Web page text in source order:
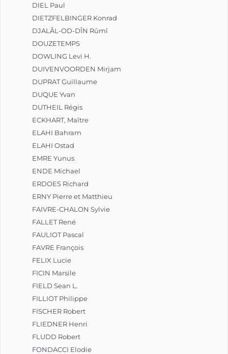
DIEL Paul
DIETZFELBINGER Konrad
DJALÂL-OD-DÎN Rûmî
DOUZETEMPS
DOWLING Levi H.
DUIVENVOORDEN Mirjam
DUPRAT Guillaume
DUQUE Yvan
DUTHEIL Régis
ECKHART, Maître
ELAHI Bahram
ELAHI Ostad
EMRE Yunus
ENDE Michael
ERDOES Richard
ERNY Pierre et Matthieu
FAIVRE-CHALON Sylvie
FALLET René
FAULIOT Pascal
FAVRE François
FELIX Lucie
FICIN Marsile
FIELD Sean L.
FILLIOT Philippe
FISCHER Robert
FLIEDNER Henri
FLUDD Robert
FONDACCI Elodie